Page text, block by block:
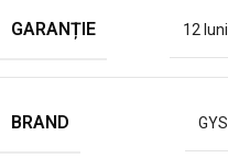
GARANȚIE 12 luni
BRAND GYS